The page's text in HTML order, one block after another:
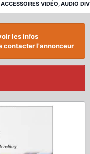
VIDÉO, AUDIO
les infos
contacter l'annonceur